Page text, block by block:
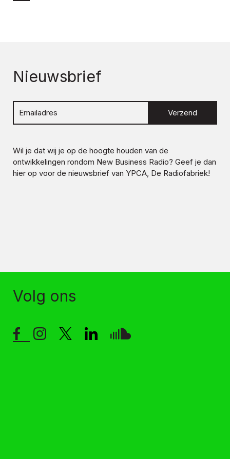
Nieuwsbrief
Verzend
Wil je dat wij je op de hoogte houden van de
ontwikkelingen rondom New Business Radio? Geef je dan
hier op voor de nieuwsbrief van YPCA, De Radiofabriek!
Volg ons